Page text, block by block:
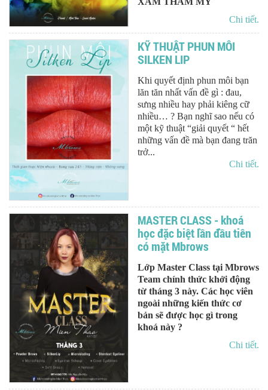
Chi tiết.
KỸ THUẬT PHUN MÔI
SILKEN LIP
Khi quyết định phun môi bạn
lăn tăn nhất vấn đề gì : đau,
sưng nhiều hay phải kiêng cữ
nhiều… ? Bạn nghĩ sao nếu có
một kỹ thuật “giải quyết “ hết
những vấn đề mà bạn đang trăn
trở...
Chi tiết.
MASTER CLASS - khoá
học đặc biệt lần đầu tiên
có mặt Mbrows
Lớp Master Class tại Mbrows
Team chính thức khởi động
từ tháng 3 này. Các học viên
ngoài những kiến thức cơ
bản sẽ được học gì trong
khoá này ?
Chi tiết.